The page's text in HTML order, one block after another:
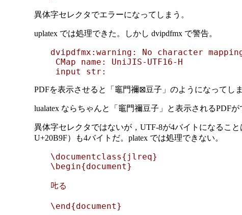
異体字セレクタでエラーになってしまう。
uplatex では処理できた。しかし dvipdfmx で警告。
dvipdfmx:warning: No character
CMap name: UniJIS-UTF16-H
input str:
PDFを表示させると「竈門禰⊠豆子」のようになってしま
lualatex ならちゃんと「竈門禰󠄀豆子」と表示されるPDFが
異体字セレクタではないが，UTF-8が4バイトになるこ
U+20B9F）も4バイトだ。platex では処理できない。
\documentclass{jlreq}
\begin{document}
𠮟る